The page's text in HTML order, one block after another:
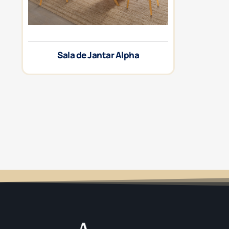
Sala de Jantar Alpha